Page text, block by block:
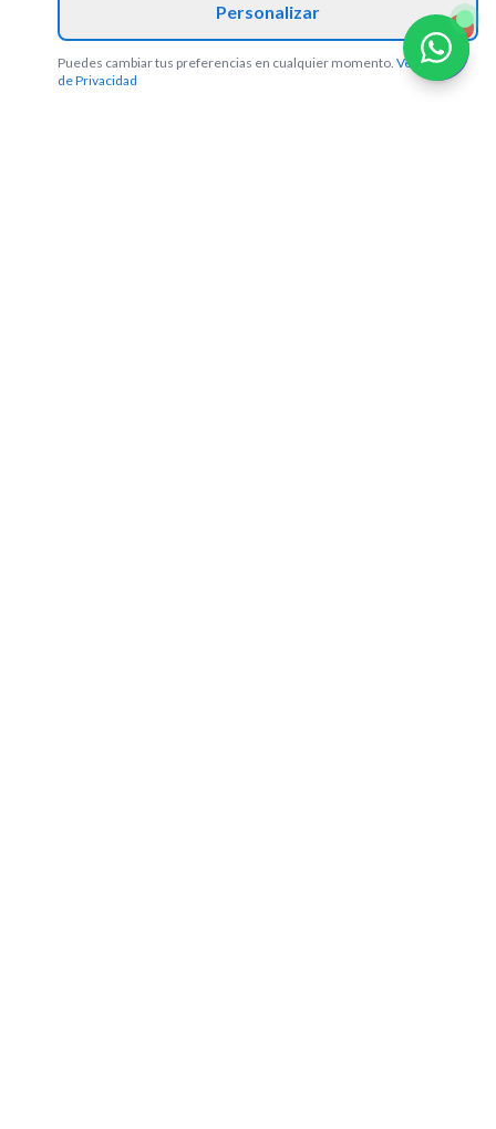
Personalizar
Puedes cambiar tus preferencias en cualquier momento. Ver Política
de Privacidad
1